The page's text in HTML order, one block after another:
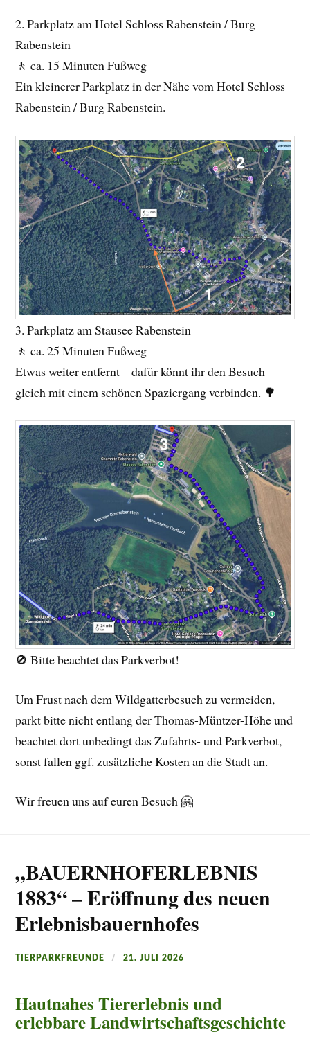
2. Parkplatz am Hotel Schloss Rabenstein / Burg
Rabenstein
🚶 ca. 15 Minuten Fußweg
Ein kleinerer Parkplatz in der Nähe vom Hotel Schloss
Rabenstein / Burg Rabenstein.
3. Parkplatz am Stausee Rabenstein
🚶 ca. 25 Minuten Fußweg
Etwas weiter entfernt – dafür könnt ihr den Besuch
gleich mit einem schönen Spaziergang verbinden. 🌳
🚫 Bitte beachtet das Parkverbot!
Um Frust nach dem Wildgatterbesuch zu vermeiden,
parkt bitte nicht entlang der Thomas-Müntzer-Höhe und
beachtet dort unbedingt das Zufahrts- und Parkverbot,
sonst fallen ggf. zusätzliche Kosten an die Stadt an.
Wir freuen uns auf euren Besuch 🤗
„BAUERNHOFERLEBNIS
1883“ – Eröffnung des neuen
Erlebnisbauernhofes
TIERPARKFREUNDE 21. JULI 2026
Hautnahes Tiererlebnis und
erlebbare Landwirtschaftsgeschichte